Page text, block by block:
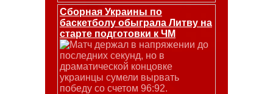
Сборная Украины по
баскетболу обыграла Литву на
старте подготовки к ЧМ
Матч держал в напряжении до
последних секунд, но в
драматической концовке
украинцы сумели вырвать
победу со счетом 96:92.